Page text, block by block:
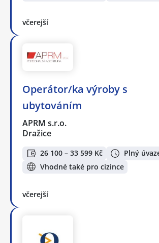
včerejší
Operátor/ka výroby s
ubytováním
APRM s.r.o.
Dražice
26 100 – 33 599 Kč
Plný
Vhodné také pro cizince
včerejší